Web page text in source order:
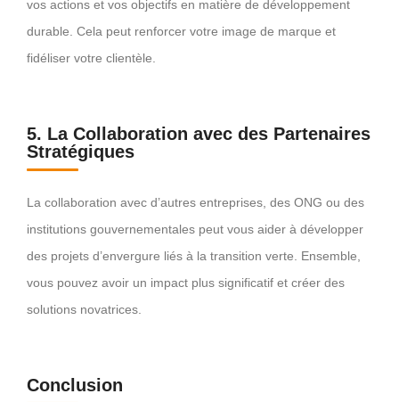
vos actions et vos objectifs en matière de développement
durable. Cela peut renforcer votre image de marque et
fidéliser votre clientèle.
5. La Collaboration avec des Partenaires
Stratégiques
La collaboration avec d’autres entreprises, des ONG ou des
institutions gouvernementales peut vous aider à développer
des projets d’envergure liés à la transition verte. Ensemble,
vous pouvez avoir un impact plus significatif et créer des
solutions novatrices.
Conclusion